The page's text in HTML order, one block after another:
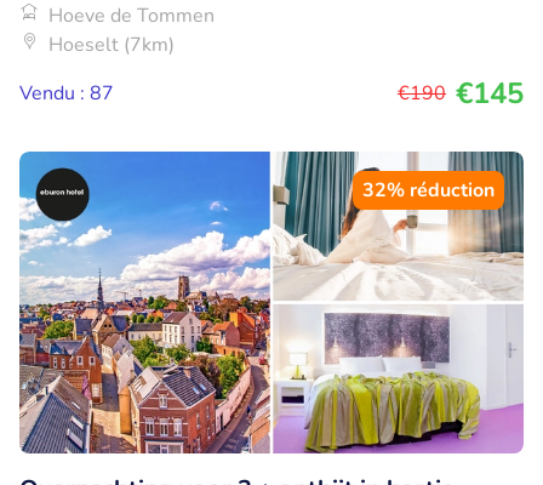
Hoeve de Tommen
Hoeselt (7km)
Vendu : 87
€190 €145
32% réduction